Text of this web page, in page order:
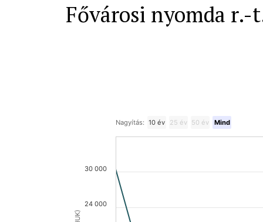
Fővárosi nyomda r.-
Nagyítás: 10 év 25 év 50 év Mind
24 000
30 000